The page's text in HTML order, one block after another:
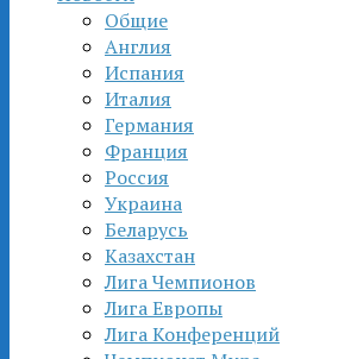
Общие
Англия
Испания
Италия
Германия
Франция
Россия
Украина
Беларусь
Казахстан
Лига Чемпионов
Лига Европы
Лига Конференций